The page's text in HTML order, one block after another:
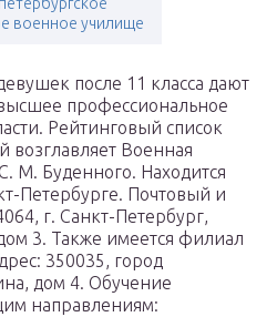
военное училище
после 11 класса дают
профессиональное
Рейтинговый список
возглавляет Военная
М. Буденного. Находится
Петербурге. Почтовый и
г. Санкт-Петербург,
3. Также имеется филиал
350035, город
дом 4. Обучение
направлениям: